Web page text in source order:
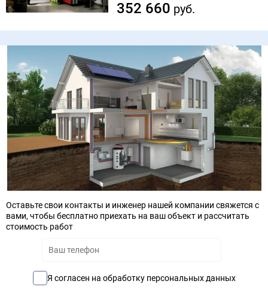
352 660 руб.
Оставьте свои контакты и инженер нашей компании свяжется с
вами, чтобы бесплатно приехать на ваш объект и рассчитать
стоимость работ
Я согласен на обработку персональных данных